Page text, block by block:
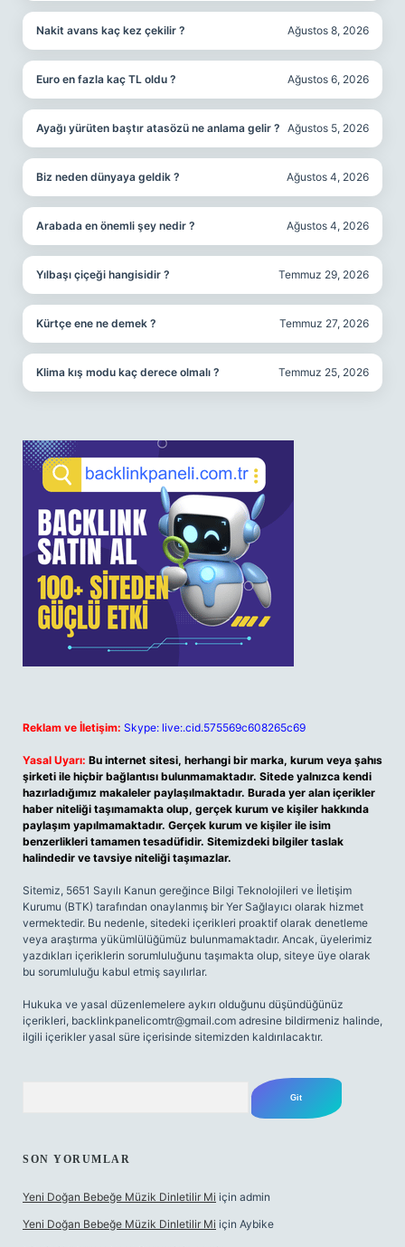
Nakit avans kaç kez çekilir ? Ağustos 8, 2026
Euro en fazla kaç TL oldu ? Ağustos 6, 2026
Ayağı yürüten baştır atasözü ne anlama gelir ? Ağustos 5, 2026
Biz neden dünyaya geldik ? Ağustos 4, 2026
Arabada en önemli şey nedir ? Ağustos 4, 2026
Yılbaşı çiçeği hangisidir ? Temmuz 29, 2026
Kürtçe ene ne demek ? Temmuz 27, 2026
Klima kış modu kaç derece olmalı ? Temmuz 25, 2026
Reklam ve İletişim: Skype: live:.cid.575569c608265c69
Yasal Uyarı: Bu internet sitesi, herhangi bir marka, kurum veya şahıs
şirketi ile hiçbir bağlantısı bulunmamaktadır. Sitede yalnızca kendi
hazırladığımız makaleler paylaşılmaktadır. Burada yer alan içerikler
haber niteliği taşımamakta olup, gerçek kurum ve kişiler hakkında
paylaşım yapılmamaktadır. Gerçek kurum ve kişiler ile isim
benzerlikleri tamamen tesadüfidir. Sitemizdeki bilgiler taslak
halindedir ve tavsiye niteliği taşımazlar.
Sitemiz, 5651 Sayılı Kanun gereğince Bilgi Teknolojileri ve İletişim
Kurumu (BTK) tarafından onaylanmış bir Yer Sağlayıcı olarak hizmet
vermektedir. Bu nedenle, sitedeki içerikleri proaktif olarak denetleme
veya araştırma yükümlülüğümüz bulunmamaktadır. Ancak, üyelerimiz
yazdıkları içeriklerin sorumluluğunu taşımakta olup, siteye üye olarak
bu sorumluluğu kabul etmiş sayılırlar.
Hukuka ve yasal düzenlemelere aykırı olduğunu düşündüğünüz
içerikleri, backlinkpanelicomtr@gmail.com adresine bildirmeniz halinde,
ilgili içerikler yasal süre içerisinde sitemizden kaldırılacaktır.
SON YORUMLAR
Yeni Doğan Bebeğe Müzik Dinletilir Mi için admin
Yeni Doğan Bebeğe Müzik Dinletilir Mi için Aybike